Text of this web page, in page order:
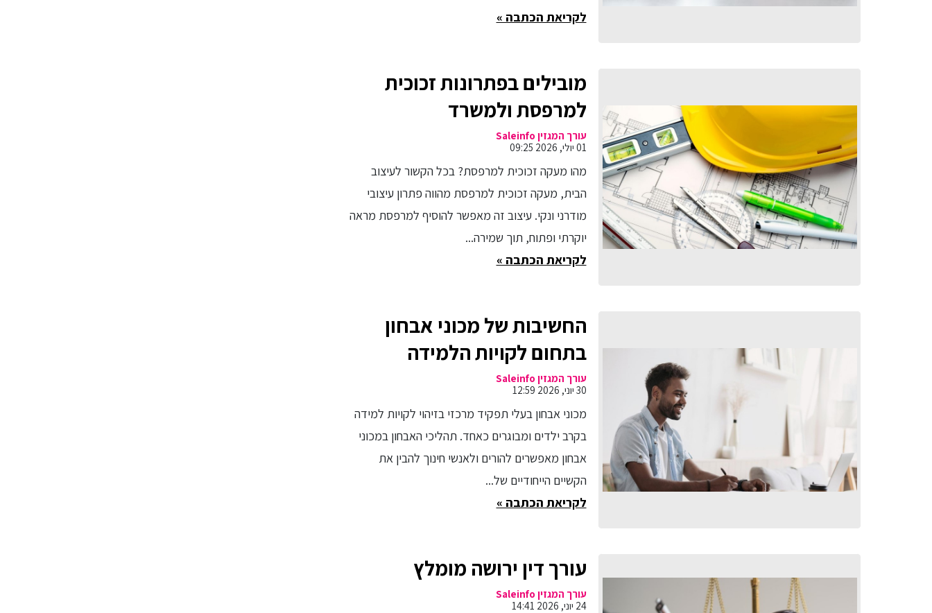
לקריאת הכתבה »
מובילים בפתרונות זכוכית
למרפסת ולמשרד
עורך המגזין Saleinfo
01 יולי, 2026 09:25
מהו מעקה זכוכית למרפסת? בכל הקשור לעיצוב
הבית, מעקה זכוכית למרפסת מהווה פתרון עיצובי
מודרני ונקי. עיצוב זה מאפשר להוסיף למרפסת מראה
יוקרתי ופתוח, תוך שמירה...
לקריאת הכתבה »
החשיבות של מכוני אבחון
בתחום לקויות הלמידה
עורך המגזין Saleinfo
30 יוני, 2026 12:59
מכוני אבחון בעלי תפקיד מרכזי בזיהוי לקויות למידה
בקרב ילדים ומבוגרים כאחד. תהליכי האבחון במכוני
אבחון מאפשרים להורים ולאנשי חינוך להבין את
הקשיים הייחודיים של...
לקריאת הכתבה »
עורך דין ירושה מומלץ
עורך המגזין Saleinfo
24 יוני, 2026 14:41